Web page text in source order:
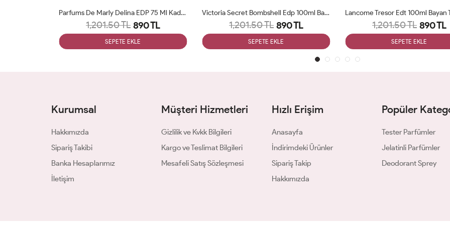
Parfums De Marly Delina EDP 75 Ml Kadın Tester Parfüm Woman
1,201.50 TL 890 TL
SEPETE EKLE
Victoria Secret Bombshell Edp 100ml Bayan Tester Parfüm Woman
1,201.50 TL 890 TL
SEPETE EKLE
1,201.50 TL 890 TL
SEPETE EKLE
Kurumsal
Hakkımızda
Sipariş Takibi
Banka Hesaplarımız
İletişim
Müşteri Hizmetleri
Gizlilik ve Kvkk Bilgileri
Kargo ve Teslimat Bilgileri
Mesafeli Satış Sözleşmesi
Hızlı Erişim
Anasayfa
İndirimdeki Ürünler
Sipariş Takip
Hakkımızda
Popüler
Tester Parfümler
Jelatinli Parfümler
Deodorant Sprey